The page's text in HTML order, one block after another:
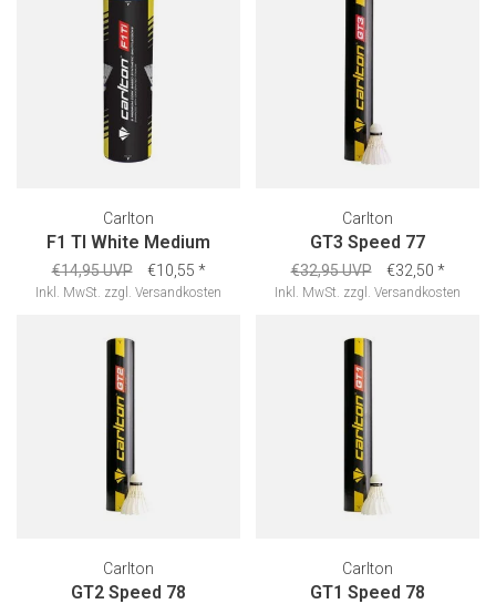
Carlton
F1 TI White Medium
€14,95 UVP €10,55 *
Inkl. MwSt. zzgl. Versandkosten
Carlton
GT3 Speed 77
€32,95 UVP €32,50 *
Inkl. MwSt. zzgl. Versandkosten
Carlton
GT2 Speed 78
Carlton
GT1 Speed 78